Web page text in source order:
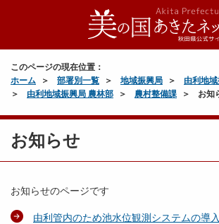
このページの現在位置：
ホーム
部署別一覧 地域振興局
由利地
由利地域振興局 農林部
農村整備課 お知
お知らせ
お知らせのページです
由利管内のため池水位観測システムの導